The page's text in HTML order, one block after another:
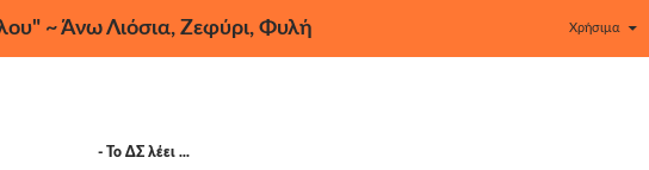
~ Άνω Λιόσια, Ζεφύρι, Φυλή Χρήσιμα
- Το ΔΣ λέει ...